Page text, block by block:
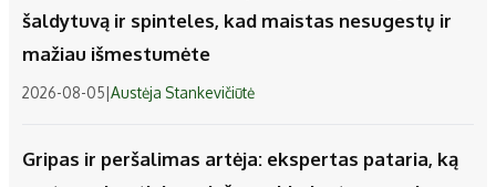
šaldytuvą ir spinteles, kad maistas nesugestų ir
mažiau išmestumėte
2026-08-05|Austėja Stankevičiūtė
Gripas ir peršalimas artėja: ekspertas pataria, ką